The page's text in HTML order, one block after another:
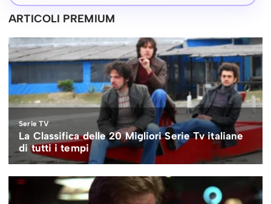
ARTICOLI PREMIUM